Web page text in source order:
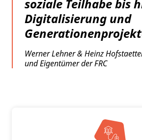
soziale Teilhabe bis
Digitalisierung und
Werner Lehner & Heinz
und Eigentümer der FRC